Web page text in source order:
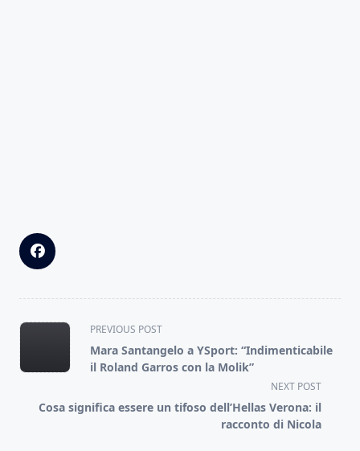
<span
class="nav-
subtitle
reader-
PREVIOUS POST
Mara Santangelo a YSport: “Indimenticabile
il Roland Garros con la Molik”
NEXT POST
Cosa significa essere un tifoso dell’Hellas Verona: il
racconto di Nicola